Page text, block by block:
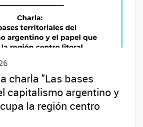
charla "Las bases
capitalismo argentino y
la región centro